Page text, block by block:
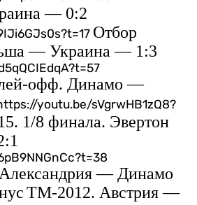
— 0:2
Отбор
— Украина — 1:3
офф. Динамо —
youtu.be/sVgrwHB1zQ8?
1/8 финала. Эвертон
— Динамо
ТМ-2012. Австрия —